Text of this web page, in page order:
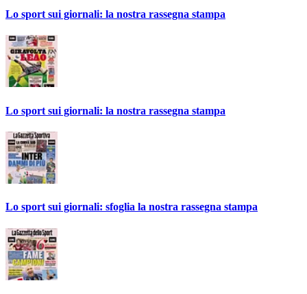
Lo sport sui giornali: la nostra rassegna stampa
Lo sport sui giornali: la nostra rassegna stampa
Lo sport sui giornali: sfoglia la nostra rassegna stampa